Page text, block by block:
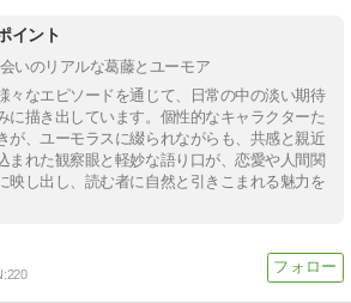
イント
いのリアルな葛藤とユーモア
々なエピソードを通じて、日常の中の淡い期待
に描き出しています。個性的なキャラクターた
が、ユーモラスに綴られながらも、共感と親近
まれた観察眼と軽妙な語り口が、恋愛や人間関
映し出し、読む者に自然と引きこまれる魅力を
220